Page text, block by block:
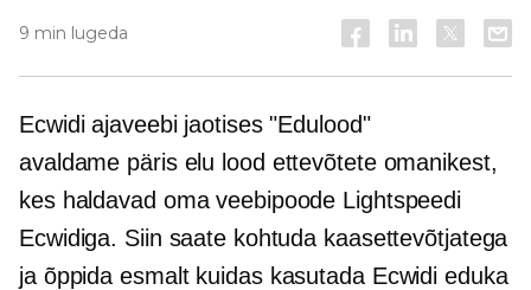
9 min lugeda
Ecwidi ajaveebi jaotises "Edulood"
avaldame päris elu lood ettevõtete omanikest,
kes haldavad oma veebipoode Lightspeedi
Ecwidiga. Siin saate kohtuda kaasettevõtjatega
ja õppidaesmaltkuidas kasutada Ecwidi eduka